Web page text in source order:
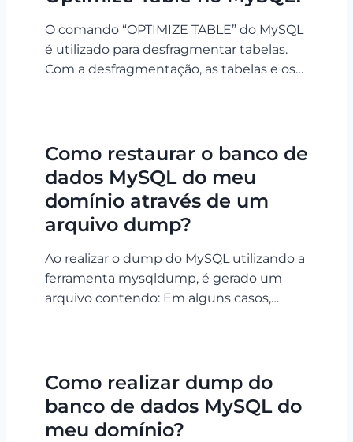
O comando “OPTIMIZE TABLE” do MySQL
é utilizado para desfragmentar tabelas.
Com a desfragmentação, as tabelas e os…
Como restaurar o banco de
dados MySQL do meu
domínio através de um
arquivo dump?
Ao realizar o dump do MySQL utilizando a
ferramenta mysqldump, é gerado um
arquivo contendo: Em alguns casos,…
Como realizar dump do
banco de dados MySQL do
meu domínio?